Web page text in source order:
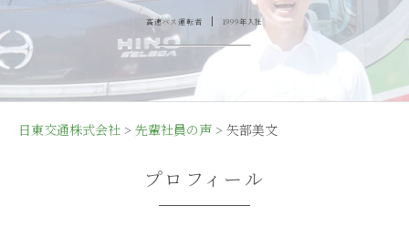
日東交通の強み
高速バス運転者 1999年入社
日東交通株式会社 > 先輩社員の声 > 矢部美文
プロフィール